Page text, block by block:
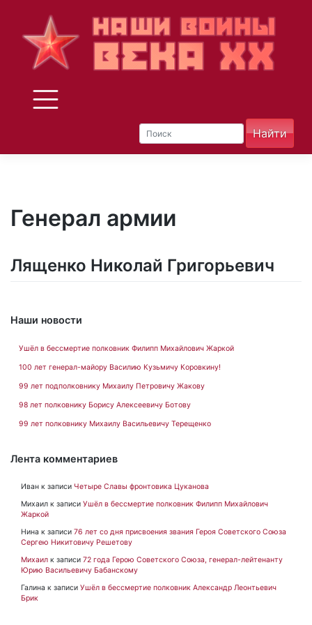
Генерал армии
Лященко Николай Григорьевич
Наши новости
Ушёл в бессмертие полковник Филипп Михайлович Жаркой
100 лет генерал-майору Василию Кузьмичу Коровкину!
99 лет подполковнику Михаилу Петровичу Жакову
98 лет полковнику Борису Алексеевичу Ботову
99 лет полковнику Михаилу Васильевичу Терещенко
Лента комментариев
Иван к записи Четыре Славы фронтовика Цуканова
Михаил к записи Ушёл в бессмертие полковник Филипп Михайлович
Жаркой
Нина к записи 76 лет со дня присвоения звания Героя Советского Союза
Сергею Никитовичу Решетову
Михаил к записи 72 года Герою Советского Союза, генерал-лейтенанту
Юрию Васильевичу Бабанскому
Галина к записи Ушёл в бессмертие полковник Александр Леонтьевич
Брик